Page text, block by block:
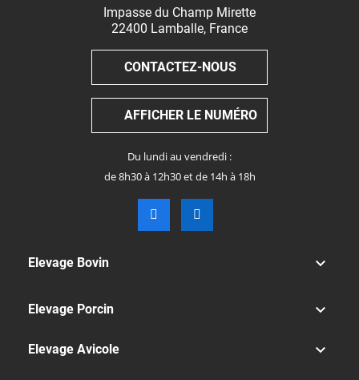
Impasse du Champ Mirette
22400 Lamballe, France
CONTACTEZ-NOUS
AFFICHER LE NUMÉRO
Du lundi au vendredi :
de 8h30 à 12h30 et de 14h à 18h
Elevage Bovin 
Elevage Porcin 
Elevage Avicole 